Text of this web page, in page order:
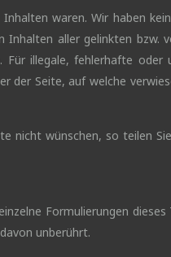
waren. Wir haben
aller gelinkten bzw.
illegale, fehlerhafte
Seite, auf welche
nicht wünschen, so teilen
Formulierungen
unberührt.